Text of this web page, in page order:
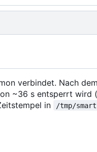
verbindet. Nach
~36 s entsperrt wird
in
/tmp/